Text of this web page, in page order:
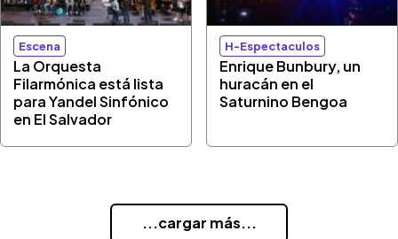
Escena
La Orquesta
Filarmónica está lista
para Yandel Sinfónico
en El Salvador
H-Espectaculos
Enrique Bunbury, un
huracán en el
Saturnino Bengoa
...cargar más...